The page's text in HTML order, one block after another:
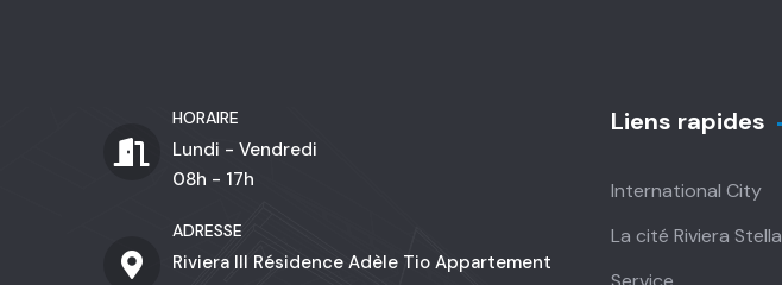
HORAIRE
Lundi - Vendredi
08h - 17h
ADRESSE
Riviera III Résidence Adèle Tio Appartement
Liens rapides
International City
La cité Riviera Stella